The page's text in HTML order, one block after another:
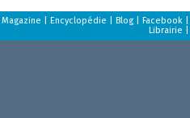
Magazine Encyclopédie Blog| Facebook|
Librairie